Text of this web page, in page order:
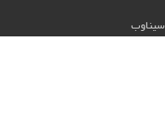
سیناوب